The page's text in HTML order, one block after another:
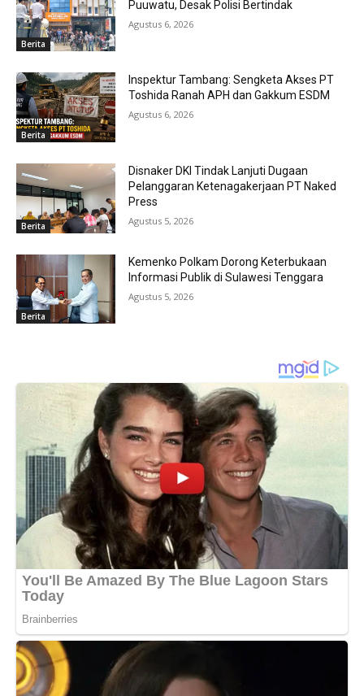
Berita
Puuwatu, Desak Polisi Bertindak
Agustus 6, 2026
Berita
Inspektur Tambang: Sengketa Akses PT
Toshida Ranah APH dan Gakkum ESDM
Agustus 6, 2026
Berita
Disnaker DKI Tindak Lanjuti Dugaan
Pelanggaran Ketenagakerjaan PT Naked
Press
Agustus 5, 2026
Berita
Kemenko Polkam Dorong Keterbukaan
Informasi Publik di Sulawesi Tenggara
Agustus 5, 2026